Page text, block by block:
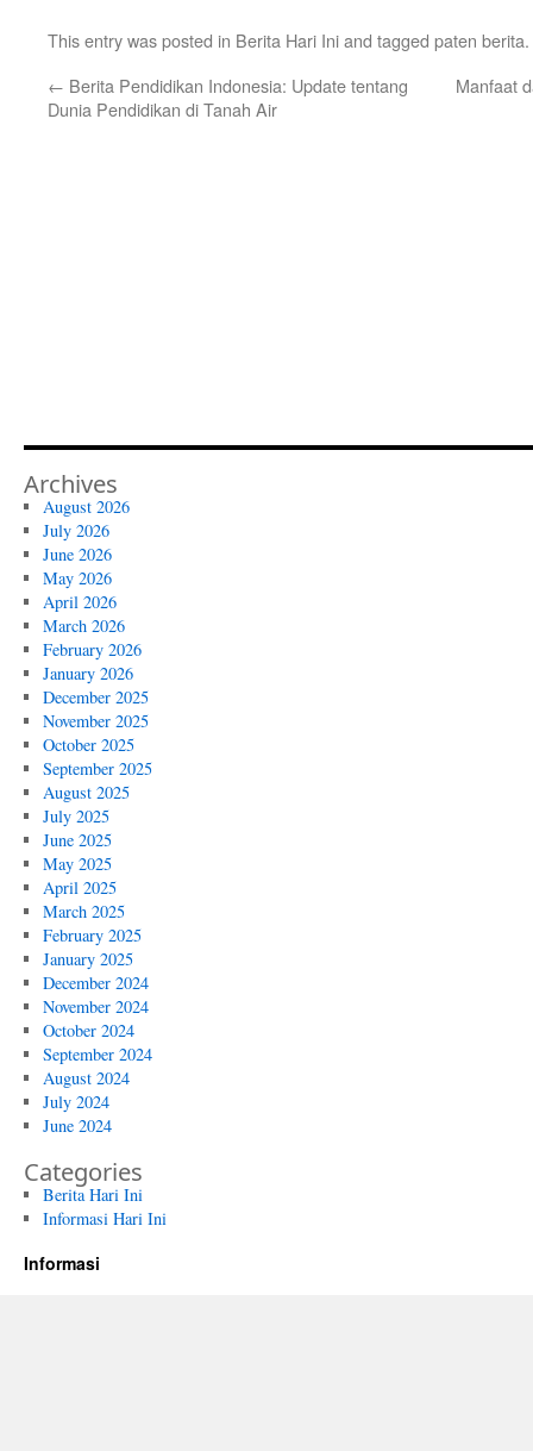
This entry was posted in Berita Hari Iniand tagged paten berita
← Berita Pendidikan Indonesia: Update tentang
Dunia Pendidikan di Tanah Air
Manfaat
Archives
August 2026
July 2026
June 2026
May 2026
April 2026
March 2026
February 2026
January 2026
December 2025
November 2025
October 2025
September 2025
August 2025
July 2025
June 2025
May 2025
April 2025
March 2025
February 2025
January 2025
December 2024
November 2024
October 2024
September 2024
August 2024
July 2024
June 2024
Categories
Berita Hari Ini
Informasi Hari Ini
Informasi